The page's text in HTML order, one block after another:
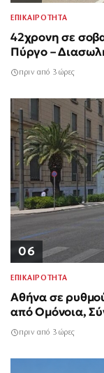
ΕΠΙΚΑΙΡΟΤΗΤΑ
42χρονη σε
Πύργο –
πριν από 3 ώρες
06
ΕΠΙΚΑΙΡΟΤΗΤΑ
Αθήνα σε
από Ομόνοια,
πριν από 3 ώρες